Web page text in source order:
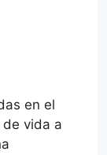
en el
vida a